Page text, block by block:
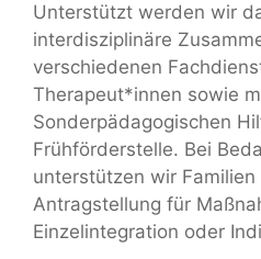
Unterstützt werden wir
interdisziplinäre
verschiedenen
Therapeut*innen sowie
Sonderpädagogischen
Frühförderstelle. Bei
unterstützen wir
Antragstellung für
Einzelintegration oder